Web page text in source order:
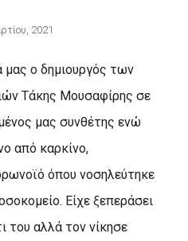
2021
ο δημιουργός των
Τάκης Μουσαφίρης σε
μας συνθέτης ενώ
από καρκίνο,
όπου νοσηλεύτηκε
Είχε ξεπεράσει
του αλλά τον νίκησε